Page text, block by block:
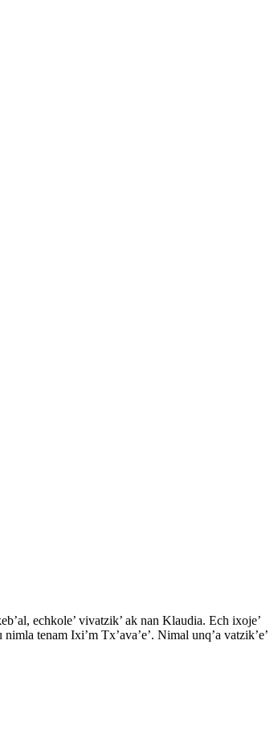
echkole’ vivatzik’ ak nan Klaudia. Ech ixoje’
tenam Ixi’m Tx’ava’e’. Nimal unq’a vatzik’e’